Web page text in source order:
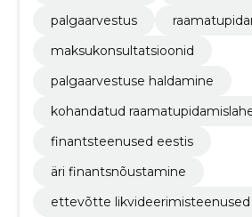
palgaarvestus
maksukonsultatsioonid
palgaarvestuse haldamine
kohandatud
finantsteenused eestis
äri finantsnõustamine
ettevõtte likvideerimisteenused